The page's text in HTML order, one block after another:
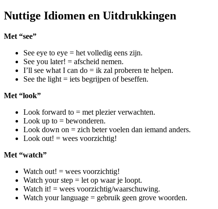
Nuttige Idiomen en Uitdrukkingen
Met “see”
See eye to eye = het volledig eens zijn.
See you later! = afscheid nemen.
I’ll see what I can do = ik zal proberen te helpen.
See the light = iets begrijpen of beseffen.
Met “look”
Look forward to = met plezier verwachten.
Look up to = bewonderen.
Look down on = zich beter voelen dan iemand anders.
Look out! = wees voorzichtig!
Met “watch”
Watch out! = wees voorzichtig!
Watch your step = let op waar je loopt.
Watch it! = wees voorzichtig/waarschuwing.
Watch your language = gebruik geen grove woorden.